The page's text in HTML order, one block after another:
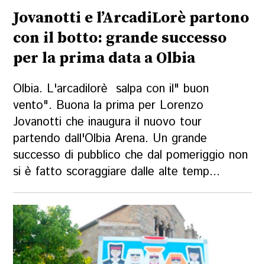
Jovanotti e l’ArcadiLorè partono
con il botto: grande successo
per la prima data a Olbia
Olbia. L'arcadilorè salpa con il" buon
vento". Buona la prima per Lorenzo
Jovanotti che inaugura il nuovo tour
partendo dall'Olbia Arena. Un grande
successo di pubblico che dal pomeriggio non
si è fatto scoraggiare dalle alte temp...